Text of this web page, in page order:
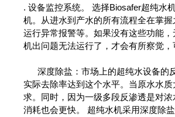
.设备监控系统。 选择Biosafer超纯水
机。从进水到产水的所有流程全在掌
运行异常报警等。如果没有这些功能
机出问题无法运行了，才会有所察觉
深度除盐：市场上的超纯水设备的
实际去除率达到这个水平。当原水水
求。同时，因为一级多段反渗透是对
消耗也会更快。 超纯水机采用深度除